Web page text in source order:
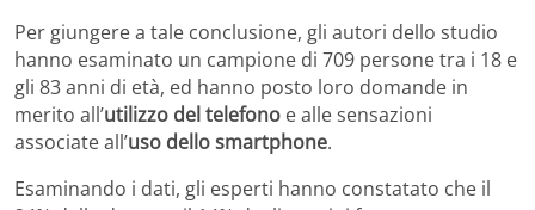
Per giungere a tale conclusione, gli autori dello studio
hanno esaminato un campione di 709 persone tra i 18 e
gli 83 anni di età, ed hanno posto loro domande in
merito all’utilizzo del telefono e alle sensazioni
associate all’uso dello smartphone.
Esaminando i dati, gli esperti hanno constatato che il